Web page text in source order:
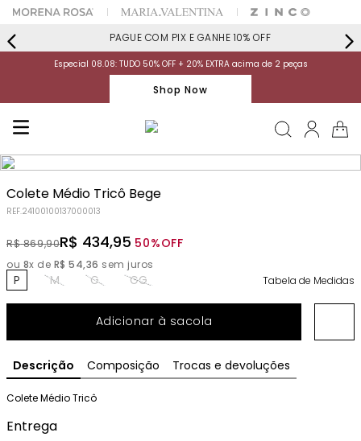
PAGUE COM PIX E GANHE 10% OFF
Especial 08.08: TUDO 50% OFF + 20% EXTRA acima de 2 peças
Shop Now
Colete Médio Tricô Bege
REF.24100100137000013
R$ 869,90R$ 434,95 50%OFF
ou 8x de R$ 54,36 sem juros
P M G GG Tabela de Medidas
Adicionar à sacola
Descrição Composição Trocas e devoluções
Colete Médio Tricô
Entrega